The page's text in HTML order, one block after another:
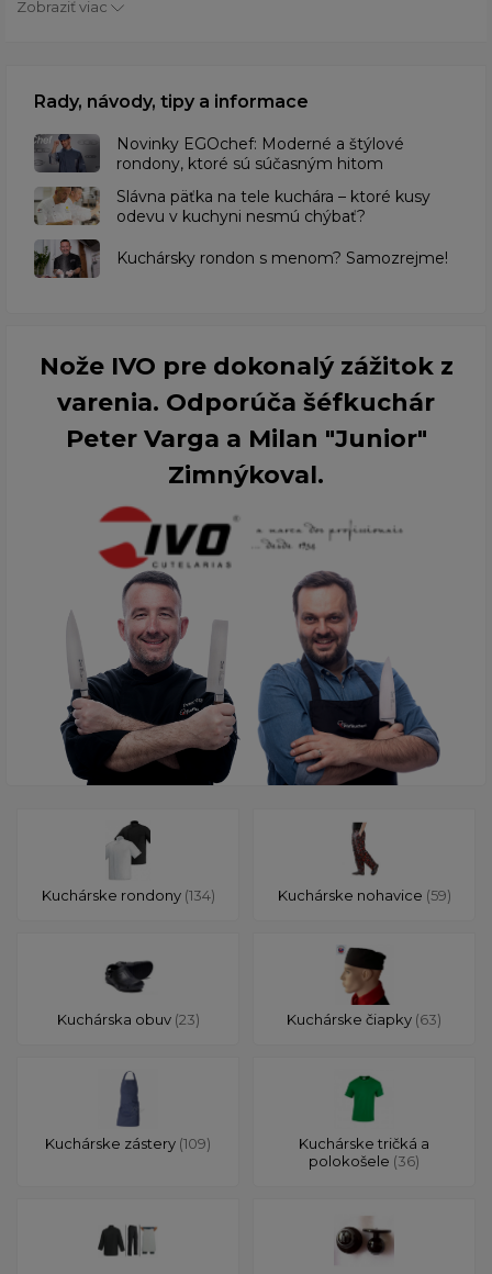
Zobraziť viac
Rady, návody, tipy a informace
Novinky EGOchef: Moderné a štýlové
rondony, ktoré sú súčasným hitom
Slávna päťka na tele kuchára – ktoré kusy
odevu v kuchyni nesmú chýbať?
Kuchársky rondon s menom? Samozrejme!
Nože IVO pre dokonalý zážitok z
varenia. Odporúča šéfkuchár
Peter Varga a Milan "Junior"
Zimnýkoval.
Kuchárske rondony (134) Kuchárske nohavice (59)
Kuchárska obuv (23) Kuchárske čiapky (63)
Kuchárske zástery (109)
Kuchárske tričká a
polokošele (36)